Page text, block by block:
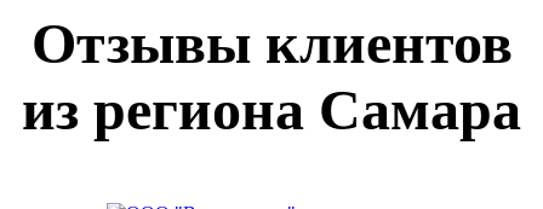
Отзывы клиентов
из региона Самара